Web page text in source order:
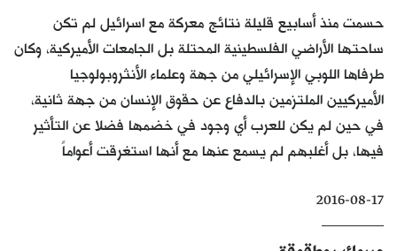
إفتتاحية
فكرة
دفاتر
بالصورة
كتّابنا
حسمت منذ أسابيع قليلة نتائج معركة مع اسرائيل لم تكن
ساحتها الأراضي الفلسطينية المحتلة بل الجامعات الأميركية، وكان
طرفاها اللوبي الإسرائيلي من جهة وعلماء الأنثروبولوجيا
الأميركيين الملتزمين بالدفاع عن حقوق الإنسان من جهة ثانية،
في حين لم يكن للعرب أي وجود في خضمها فضلا عن التأثير
فيها، بل أغلبهم لم يسمع عنها مع أنها استغرقت أعواماً
2016-08-17